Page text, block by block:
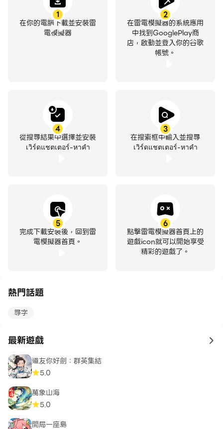
1
在你的電腦下載並安裝雷
電模擬器
2
在雷電模擬器的系統應用
中找到GooglePlay商
店，啟動並登入你的谷歌
帳號。
3
在搜索框中輸入並搜尋
เวิร์ดแชตเตอร์-หาคำ
4
從搜尋結果中選擇並安裝
เวิร์ดแชตเตอร์-หาคำ
5
完成下載安裝後，回到雷
電模擬器首頁。
6
點擊雷電模擬器首頁上的
遊戲icon就可以開始享受
精彩的遊戲了。
熱門話題
尋字
最新遊戲 to
道友你好劍：群英集結
5.0
萬象山海
5.0
開局一座島